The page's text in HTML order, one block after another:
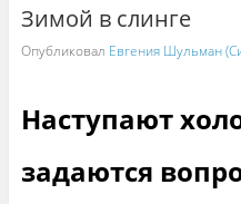
Зимой в слинге
Опубликовал Евгения Шульман
Наступают
задаются